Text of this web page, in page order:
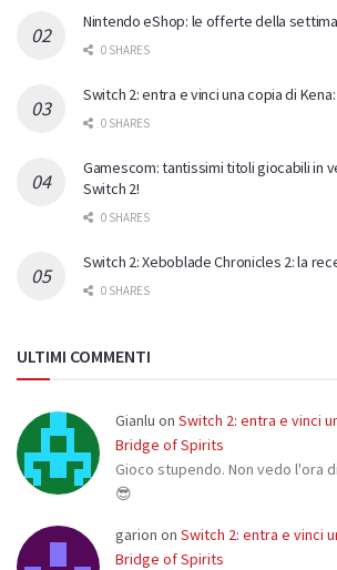
Nintendo eShop: le offerte della
0 SHARES
Switch 2: entra e vinci una copia di
0 SHARES
Gamescom: tantissimi titoli giocabili in
Switch 2!
0 SHARES
Switch 2: Xeboblade Chronicles 2: la
0 SHARES
ULTIMI COMMENTI
Gianlu on Switch 2: entra e vinci
Bridge of Spirits
Gioco stupendo. Non vedo l'ora
😎
garion on Switch 2: entra e vinci
Bridge of Spirits